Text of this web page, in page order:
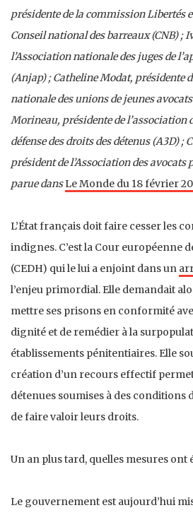
présidente de la commission Libertés
Conseil national des barreaux (CNB) ;
l’Association nationale des juges de
(Anjap) ; Catheline Modat, présidente
nationale des unions de jeunes
Morineau, présidente de l’association
défense des droits des détenus (A3D)
président de l’Association des avocats
parue dansLe Monde du 18 février
L’État français doit faire cesser les
indignes. C’est la Cour européenne
(CEDH) qui le lui a enjoint dans un
l’enjeu primordial. Elle demandait
mettre ses prisons en conformité
dignité et de remédier à la
établissements pénitentiaires. Elle
création d’un recours effectif
détenues soumises à des
de faire valoir leurs droits.
Un an plus tard, quelles mesures ont
Le gouvernement est aujourd’hui